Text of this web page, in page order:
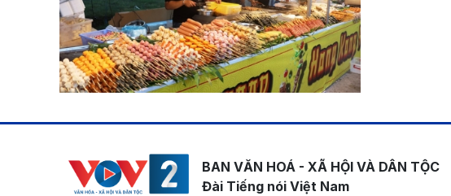
BAN VĂN HOÁ - XÃ HỘI VÀ DÂN TỘC
Đài Tiếng nói Việt Nam